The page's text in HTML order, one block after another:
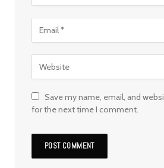
Save my name, email, and
for the next time I comment.